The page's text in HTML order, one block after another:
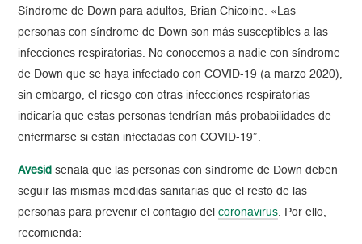
Síndrome de Down para adultos, Brian Chicoine. «Las
personas con síndrome de Down son más susceptibles a las
infecciones respiratorias. No conocemos a nadie con síndrome
de Down que se haya infectado con COVID-19 (a marzo 2020),
sin embargo, el riesgo con otras infecciones respiratorias
indicaría que estas personas tendrían más probabilidades de
enfermarse si están infectadas con COVID-19″.
Avesid señala que las personas con síndrome de Down deben
seguir las mismas medidas sanitarias que el resto de las
personas para prevenir el contagio delcoronavirus. Por ello,
recomienda: